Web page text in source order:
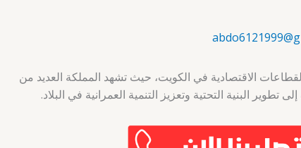
الاقتصادية في الكويت، حيث تشهد المملكة العديد من
البنية التحتية وتعزيز التنمية العمرانية في البلاد.